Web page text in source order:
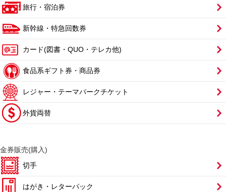
旅行・宿泊券
新幹線・特急回数券
カード(図書・QUO・テレカ他)
食品系ギフト券・商品券
レジャー・テーマパークチケット
外貨両替
金券販売(購入)
切手
はがき・レターパック